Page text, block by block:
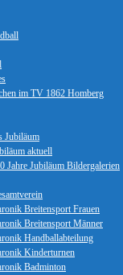
im TV 1862 Homberg
Jubiläum
aktuell
Jahre Jubiläum Bildergalerien
Breitensport Frauen
Breitensport Männer
Handballabteilung
Kinderturnen
Badminton